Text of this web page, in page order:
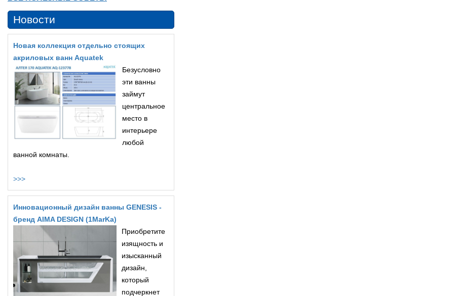
Новости
Новая коллекция отдельно стоящих
акриловых ванн Aquatek
Безусловно
эти ванны
займут
центральное
место в
интерьере
любой
ванной комнаты.
>>>
Инновационный дизайн ванны GENESIS -
бренд AIMA DESIGN (1MarKa)
Приобретите
изящность и
изысканный
дизайн,
который
подчеркнет